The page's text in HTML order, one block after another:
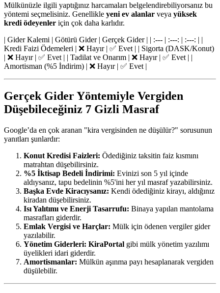
Mülkünüzle ilgili yaptığınız harcamaları belgelendirebiliyorsanız bu
yöntemi seçmelisiniz. Genellikle yeni ev alanlar veya yüksek
kredi ödeyenler için çok daha karlıdır.
| Gider Kalemi | Götürü Gider | Gerçek Gider | | :--- | :---: | :---: | |
Kredi Faizi Ödemeleri | ❌ Hayır | ✅ Evet | | Sigorta (DASK/Konut)
| ❌ Hayır | ✅ Evet | | Tadilat ve Onarım | ❌ Hayır | ✅ Evet | |
Amortisman (%5 İndirim) | ❌ Hayır | ✅ Evet |
Gerçek Gider Yöntemiyle Vergiden
Düşebileceğiniz 7 Gizli Masraf
Google’da en çok aranan "kira vergisinden ne düşülür?" sorusunun
yanıtları şunlardır:
Konut Kredisi Faizleri: Ödediğiniz taksitin faiz kısmını
matrahtan düşebilirsiniz.
%5 İktisap Bedeli İndirimi: Evinizi son 5 yıl içinde
aldıysanız, tapu bedelinin %5'ini her yıl masraf yazabilirsiniz.
Başka Evde Kiracıysanız: Kendi ödediğiniz kirayı, aldığınız
kiradan düşebilirsiniz.
Isı Yalıtımı ve Enerji Tasarrufu: Binaya yapılan mantolama
masrafları giderdir.
Emlak Vergisi ve Harçlar: Mülk için ödenen vergiler gider
yazılabilir.
Yönetim Giderleri: KiraPortal gibi mülk yönetim yazılımı
üyelikleri idari giderdir.
Amortismanlar: Mülkün aşınma payı hesaplanarak vergiden
düşülebilir.